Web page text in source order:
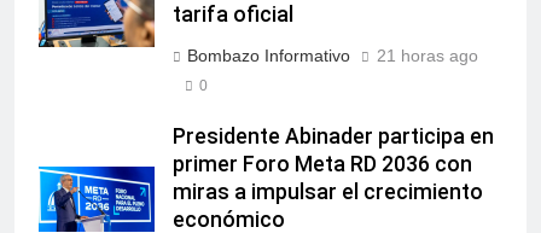
tarifa oficial
Bombazo Informativo 21 horas ago
0
Presidente Abinader participa en
primer Foro Meta RD 2036 con
miras a impulsar el crecimiento
económico